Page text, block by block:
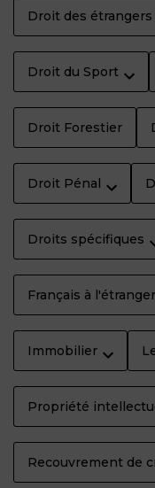
Droit des
Droit du Sport
Droit Forestier
Droit Pénal
Droits spécifiques
Français à l'étranger
Immobilier
Propriété
Recouvrement de